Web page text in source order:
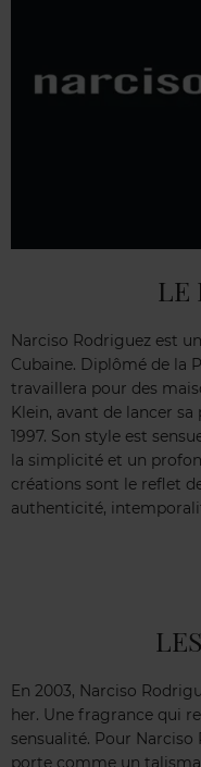
LE
Narciso Rodriguez est
Cubaine. Diplômé de la
travaillera pour des
Klein, avant de lancer
1997. Son style est
la simplicité et un
créations sont le reflet
authenticité,
En 2003, Narciso
her. Une fragrance qui
sensualité. Pour
porte comme un